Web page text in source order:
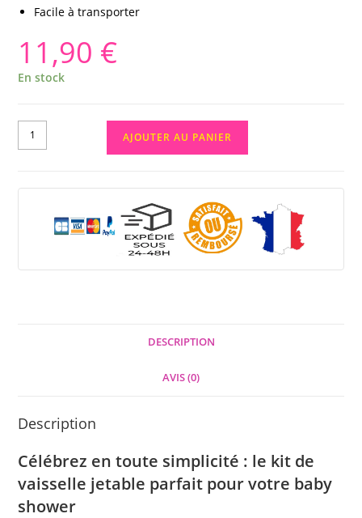
Facile à transporter
11,90 €
En stock
AJOUTER AU PANIER
DESCRIPTION
AVIS (0)
Description
Célébrez en toute simplicité : le kit de
vaisselle jetable parfait pour votre baby
shower